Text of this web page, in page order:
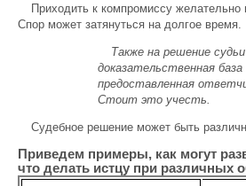
Приходить к компромиссу желательно
Спор может затянуться на долгое время.
Также на решение
доказательственная
предоставленная
Стоит это учесть.
Судебное решение может быть
Приведем примеры, как могут
что делать истцу при различных